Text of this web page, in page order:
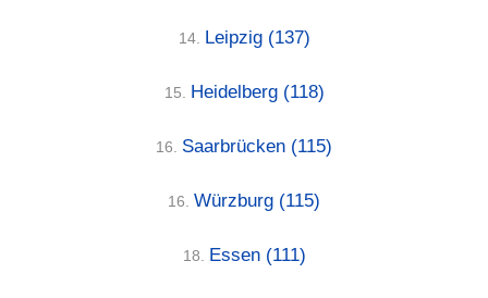
14. Leipzig (137)
15. Heidelberg (118)
16. Saarbrücken (115)
16. Würzburg (115)
18. Essen (111)